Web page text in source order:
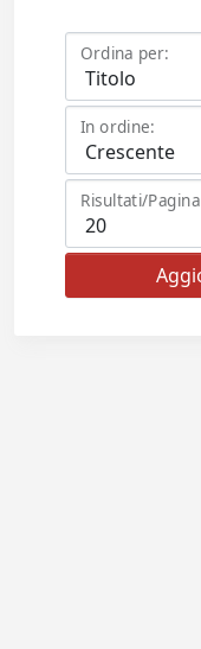
Ordina per:
In ordine:
Risultati/Pagina